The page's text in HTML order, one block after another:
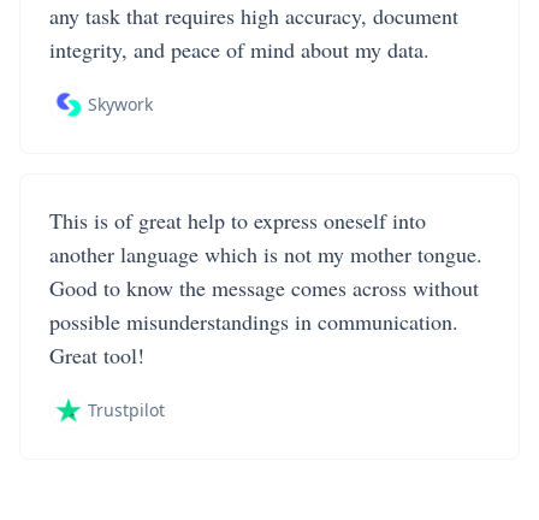
any task that requires high accuracy, document
integrity, and peace of mind about my data.
Skywork
This is of great help to express oneself into
another language which is not my mother tongue.
Good to know the message comes across without
possible misunderstandings in communication.
Great tool!
Trustpilot